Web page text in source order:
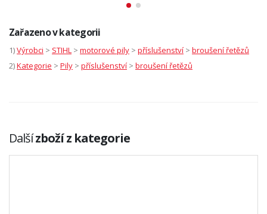
Zařazeno v kategorii
1)Výrobci > STIHL > motorové pily > příslušenství > broušení řetězů
2)Kategorie > Pily > příslušenství > broušení řetězů
Dalšízboží z kategorie